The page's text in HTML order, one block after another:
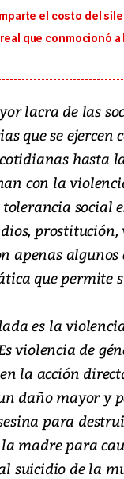
el costo del
que conmocionó a
lacra de las
que se ejercen
hasta
con la
social
prostitución,
apenas algunos
que permite
es la
violencia de
la acción
daño mayor y
para
madre para
suicidio de la